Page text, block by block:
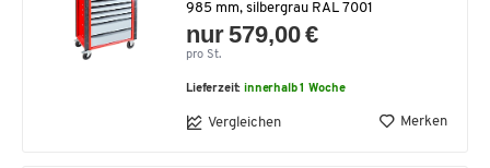
985 mm, silbergrau RAL 7001
nur 579,00 €
pro St.
Lieferzeit:innerhalb 1 Woche
Vergleichen Merken